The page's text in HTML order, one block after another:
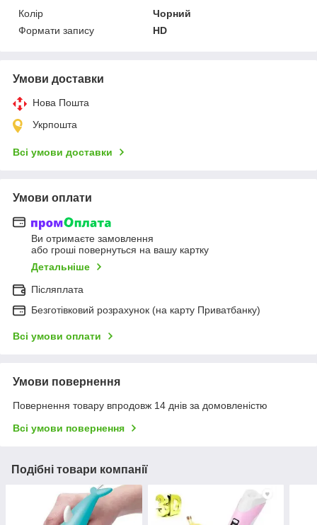
Колір
Чорний
Формати запису
HD
Умови доставки
Нова Пошта
Укрпошта
Всі умови доставки
Умови оплати
Ви отримаєте замовлення
або гроші повернуться на вашу картку
Детальніше
Післяплата
Безготівковий розрахунок (на карту Приватбанку)
Всі умови оплати
Умови повернення
Повернення товару впродовж 14 днів за домовленістю
Всі умови повернення
Подібні товари компанії